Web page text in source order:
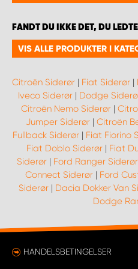
FANDT DU IKKE DET, DU
VIS ALLE PRODUKTER I
Citroën Siderør | Fiat Siderør |
Iveco Siderør | Dodge
Citroën Nemo Siderør|
Jumper Siderør| Citroën
Fullback Siderør| Fiat Fiorino
Fiat Doblo Siderør| Fiat
Siderør | Ford Ranger Siderør
Connect Siderør| Ford
Siderør | Dacia Dokker Van
Dodge
HANDELSBETINGELSER